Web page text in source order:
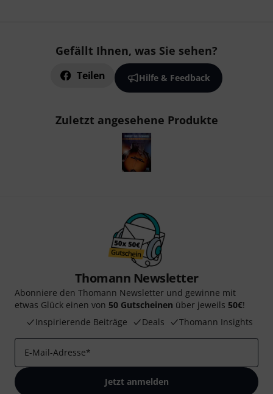
Gefällt Ihnen, was Sie sehen?
Teilen Hilfe & Feedback
Zuletzt angesehene Produkte
Thomann Newsletter
Abonniere den Thomann Newsletter und gewinne mit
etwas Glück einen von 50 Gutscheinen über jeweils 50€!
Inspirierende Beiträge
Deals Thomann Insights
E-Mail-Adresse*
Jetzt anmelden